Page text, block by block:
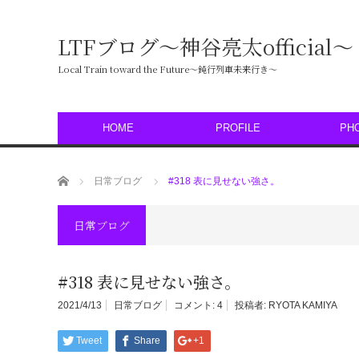
LTFブログ〜神谷亮太official〜
Local Train toward the Future〜鈍行列車未来行き〜
HOME PROFILE
ホーム 日常ブログ #318 表に見せない強さ。
日常ブログ
#318 表に見せない強さ。
2021/4/13 日常ブログ コメント: 4 投稿者: RYOTA KAMIYA
Tweet Share +1